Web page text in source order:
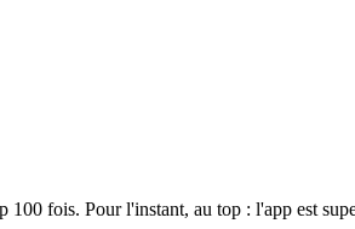
fois. Pour l'instant, au top : l'app est